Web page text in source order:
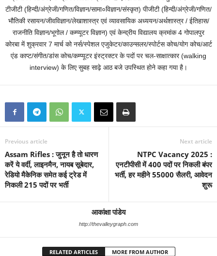
टीजीटी (हिन्दी/अंग्रेजी/गणित/विज्ञान/सामा०विज्ञान/संस्कृत) पीजीटी (हिन्दी/अंग्रेजी/गणित/
भौतिकी रसायन/जीवविज्ञान/लेखाशास्त्र एवं व्यावसायिक अध्ययन/अर्थशास्त्र / ईतिहास/
राजनीति विज्ञान/भूगोल / कम्प्यूटर विज्ञान) एवं केन्द्रीय विद्यालय क्रमांक 4 गोपालपुर
कोरबा में शुक्रवार 7 मार्च को नर्स/स्पेशल एजुकेटर/काउन्सलर/स्पोर्टस कोच/योग कोच/आर्ट
एंड काप्ट/संगीत/डांस कोच/कम्प्यूटर इंस्ट्रक्टर के पदों पर चल-साक्षात्कार (walking
interview) के लिए सुबह साढ़े आठ बजे उपस्थित होने कहा गया है।
Previous article
Assam Rifles : जुनून है तो धारण
करें ये वर्दी, लाइनमैन, नायब सूबेदार,
रेडियो मैकेनिक समेत कई ट्रेड में
निकली 215 पदों पर भर्ती
Next article
NTPC Vacancy 2025 :
एनटीपीसी में 400 पदों पर निकली बंपर
भर्ती, हर महीने 55000 सैलरी, आवेदन
शुरू
आकांक्षा पांडेय
http://thevalleygraph.com
RELATED ARTICLES MORE FROM AUTHOR